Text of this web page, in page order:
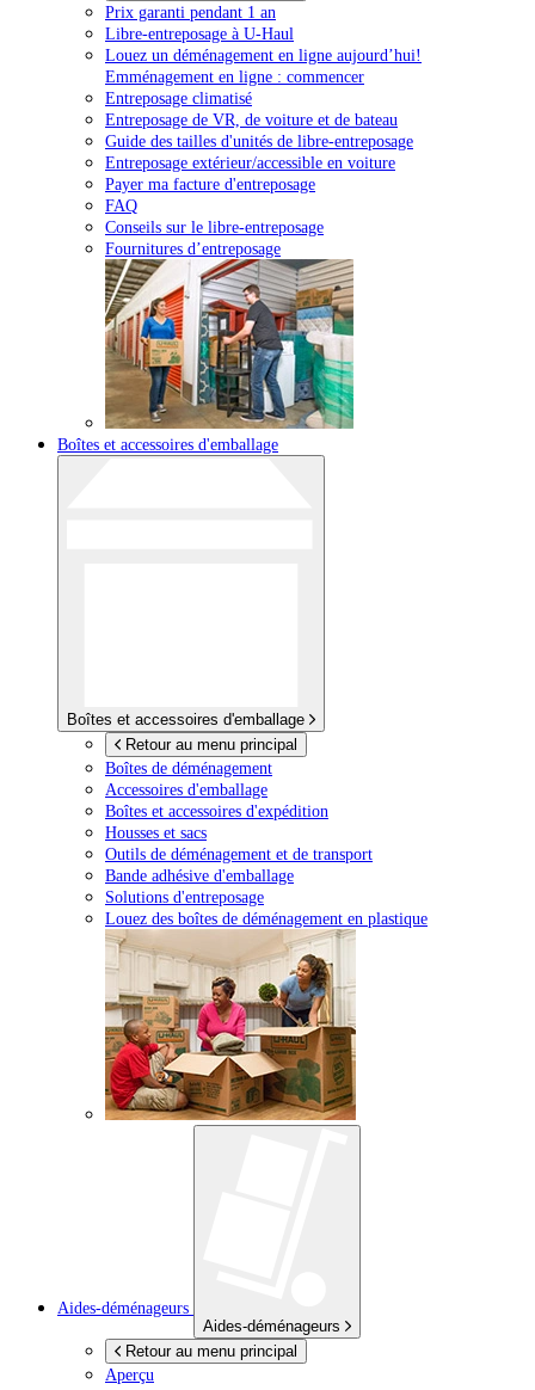
Prix garanti pendant 1 an
Libre-entreposage à U-Haul
Louez un déménagement en ligne aujourd’hui!
Emménagement en ligne : commencer
Entreposage climatisé
Entreposage de VR, de voiture et de bateau
Guide des tailles d'unités de libre-entreposage
Entreposage extérieur/accessible en voiture
Payer ma facture d'entreposage
FAQ
Conseils sur le libre-entreposage
Fournitures d’entreposage
Boîtes et accessoires d'emballage
Boîtes et accessoires d'emballage
Retour au menu principal
Boîtes de déménagement
Accessoires d'emballage
Boîtes et accessoires d'expédition
Housses et sacs
Outils de déménagement et de transport
Bande adhésive d'emballage
Solutions d'entreposage
Louez des boîtes de déménagement en plastique
Aides-déménageurs
Aides-déménageurs
Retour au menu principal
Aperçu